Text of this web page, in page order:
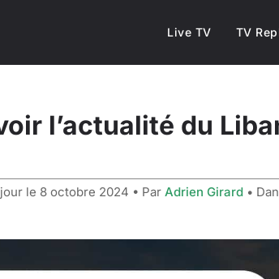
Live TV TV
l’actualité du
le 8 octobre 2024 • Par Adrien Girard •